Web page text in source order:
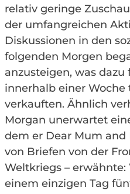
relativ geringe
der umfangreichen
Diskussionen in den
folgenden Morgen
anzusteigen, was dazu
innerhalb einer Woche
verkauften. Ähnlich
Morgan unerwartet
dem er Dear Mum and
von Briefen von der
Weltkriegs –
einem einzigen Tag